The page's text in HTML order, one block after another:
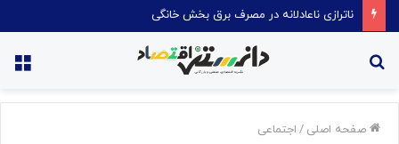
ناترازی ناعادلانه در مصرف برق بخش خانگی
صفحه اصلی / اجتماعی